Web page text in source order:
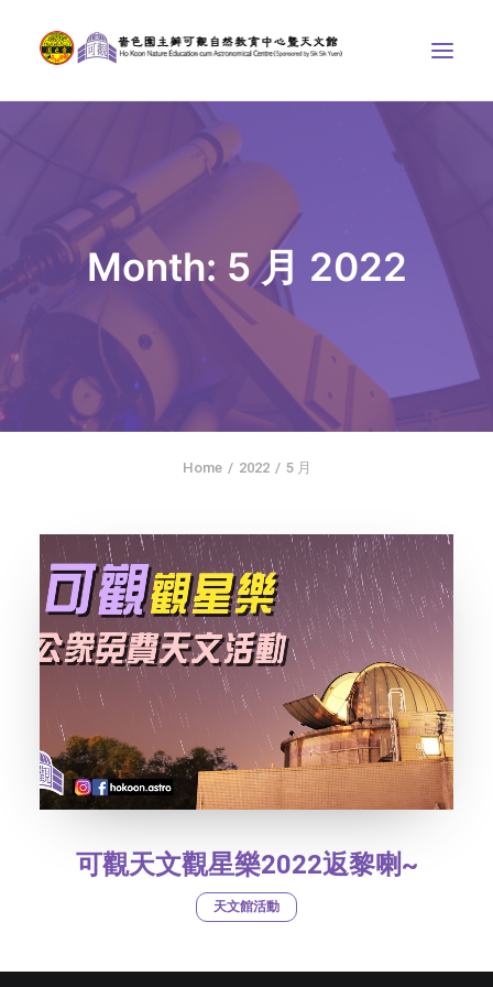
天文館
博物天地
比賽/專題計劃
聯絡我們
SEARCH
字型大小
Month: 5 月 2022
Home 2022 5 月
可觀天文觀星樂2022返黎喇~
天文館活動